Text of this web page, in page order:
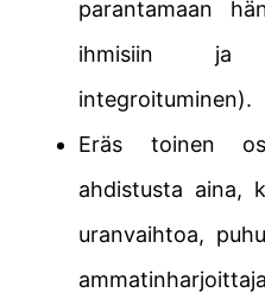
parantamaan
ihmisiin ja
integroituminen).
Eräs toinen
ahdistusta aina,
uranvaihtoa,